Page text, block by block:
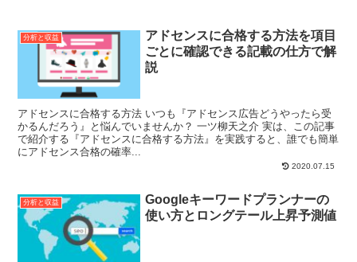
分析と収益
アドセンスに合格する方法を項目
ごとに確認できる記載の仕方で解
説
アドセンスに合格する方法 いつも『アドセンス広告どうやったら受
かるんだろう』と悩んでいませんか？ 一ツ柳天之介 実は、この記事
で紹介する『アドセンスに合格する方法』を実践すると、誰でも簡単
にアドセンス合格の確率...
2020.07.15
分析と収益
Googleキーワードプランナーの
使い方とロングテール上昇予測値